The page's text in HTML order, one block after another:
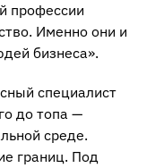
профессии
Именно они и
бизнеса».
специалист
до топа —
среде.
границ. Под